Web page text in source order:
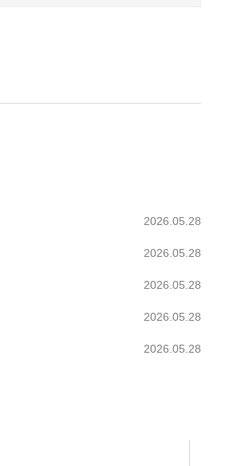
2026.05.28
2026.05.28
2026.05.28
2026.05.28
2026.05.28